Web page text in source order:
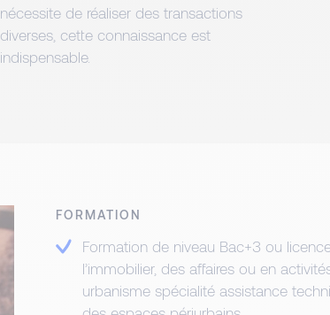
nécessite de réaliser des transactions
diverses, cette connaissance est
indispensable.
FORMATION
Formation de niveau Bac+3 ou
l’immobilier, des affaires ou en
urbanisme spécialité assistance